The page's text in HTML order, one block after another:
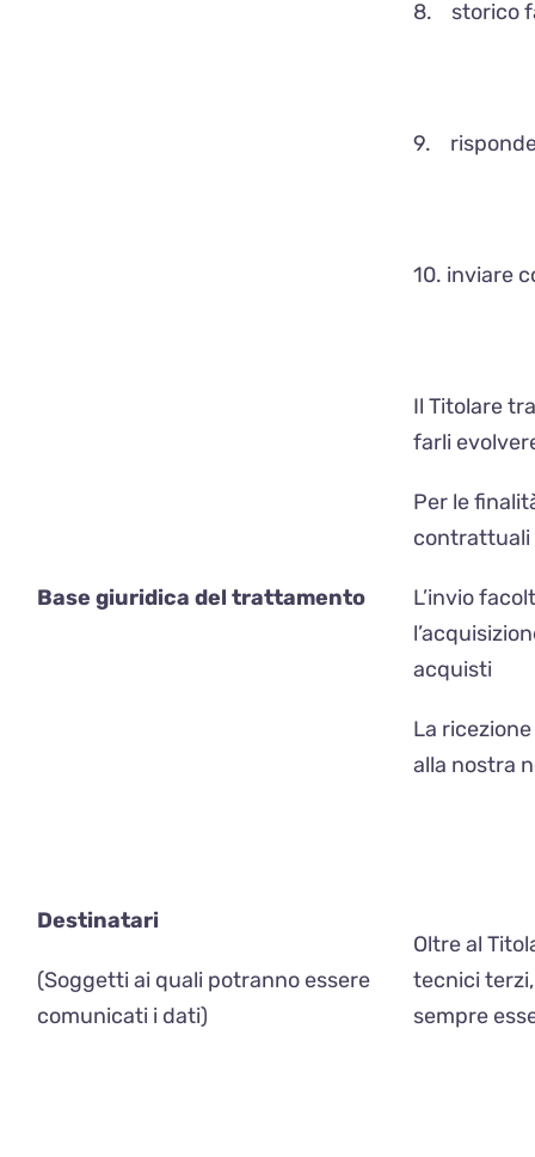
8. storico
9.
10. inviare
Base giuridica del trattamento
Il Titolare
farli
Per le
L’invio
acquisti
La
alla nostra
Destinatari
(Soggetti ai quali potranno essere
comunicati i dati)
Oltre al
tecnici
sempre